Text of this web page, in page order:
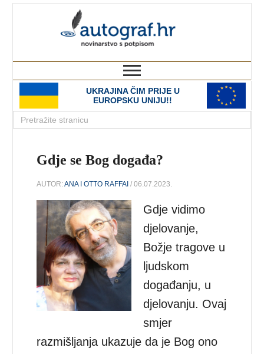
UKRAJINA ČIM PRIJE U
EUROPSKU UNIJU!!
Gdje se Bog događa?
AUTOR:ANA I OTTO RAFFAI / 06.07.2023.
Gdje vidimo
djelovanje,
Božje tragove u
ljudskom
događanju, u
djelovanju. Ovaj
smjer
razmišljanja ukazuje da je Bog ono